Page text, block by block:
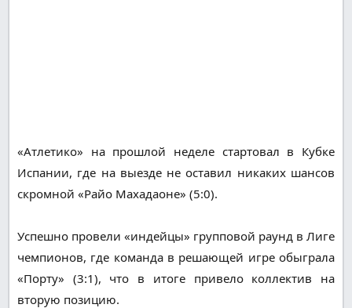
«Атлетико» на прошлой неделе стартовал в Кубке
Испании, где на выезде не оставил никаких шансов
скромной «Райо Махадаоне» (5:0).
Успешно провели «индейцы» групповой раунд в Лиге
чемпионов, где команда в решающей игре обыграла
«Порту» (3:1), что в итоге привело коллектив на
вторую позицию.